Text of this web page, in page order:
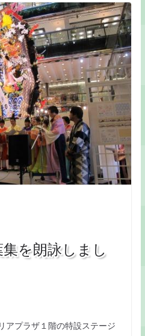
を朗詠しまし
アプラザ１階の特設ステージ